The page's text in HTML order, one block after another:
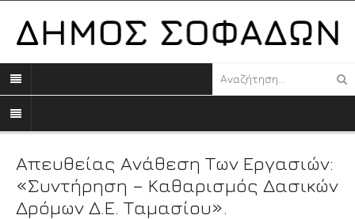
Απευθείας Ανάθεση Των Εργασιών:
«Συντήρηση – Καθαρισμός Δασικών
Δρόμων Δ.Ε. Ταμασίου».